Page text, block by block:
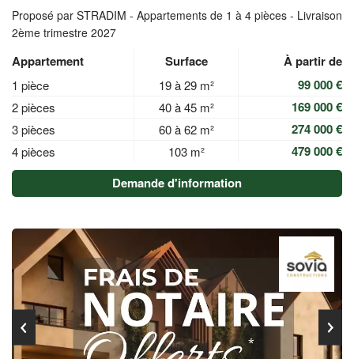
Proposé par STRADIM - Appartements de 1 à 4 pièces - Livraison
2ème trimestre 2027
Appartement Surface À partir de
1 pièce 19 à 29 m² 99 000 €
2 pièces 40 à 45 m² 169 000 €
3 pièces 60 à 62 m² 274 000 €
4 pièces 103 m²
479 000 €
Demande d'information